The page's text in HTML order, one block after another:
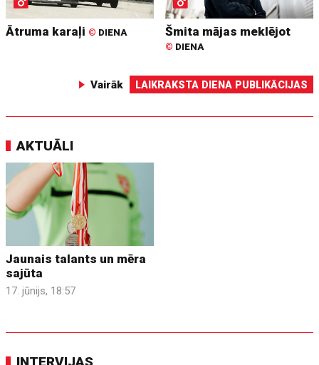
Ātruma karaļi © DIENA Šmita mājas meklējot
© DIENA
Vairāk LAIKRAKSTA DIENA PUBLIKĀCIJAS
AKTUĀLI
Jaunais talants un mēra
sajūta
17. jūnijs, 18:57
INTERVIJAS